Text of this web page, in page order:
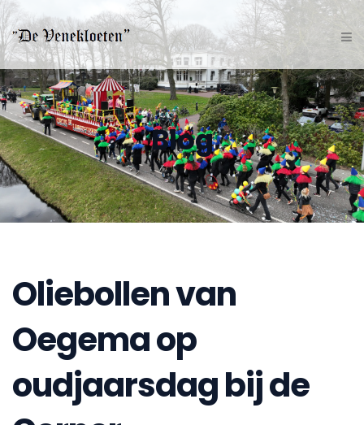
Blog
Oliebollen van
Oegema op
oudjaarsdag bij de